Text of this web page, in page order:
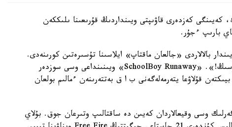
كەيىنگى كەزدەرى قاۋىپتى ويىنداردىڭ قۇرىعىنا ىلىككەن
بارىپ ءجۇر.
بالالاردى «جالعان ماقتاپ» ايلاسىنا تۇسىرەتىن كورىنەدى.
«شاتىردان سەكىر، ۇيدەن قاش». «سەن باتىرسىڭ!». «SchoolBoy Runaway» ويىنىنداعى وسى سوزدەر
قۇلاۋعا يتەرمەلەگەنى ب ا ق بەتتەرىنەن ءمالىم بولعان
وسى وقيعالاردان كەيىن دە ساقتالىپ وتىرعان جوق. بۇلاي